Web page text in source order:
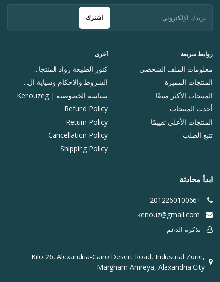
روابط سريعة
معلومات الملف الشخصي
المنتجات المميزة
المنتجات الأكثر مبيعًا
أحدث المنتجات
المنتجات الأعلى تقييمًا
تتبع الطلب
أخرى
كنوز الطبيعة رواد المنتجا...
الشروط والاحكام وسياية ال...
سياسة الخصوصية | Kenouzeg
Refund Policy
Return Policy
Cancellation Policy
Shipping Policy
اشترك
ابدأ محادثة
+201226010066
تذكرة الدعم
Kilo 26, Alexandria-Cairo Desert Road, Industrial Zone,
Margham Amreya, Alexandria City